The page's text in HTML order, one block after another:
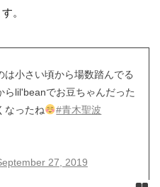
。
小さい頃から場数踏んでる
lil'beanでお豆ちゃんだった
なったね
#青木聖波
27, 2019